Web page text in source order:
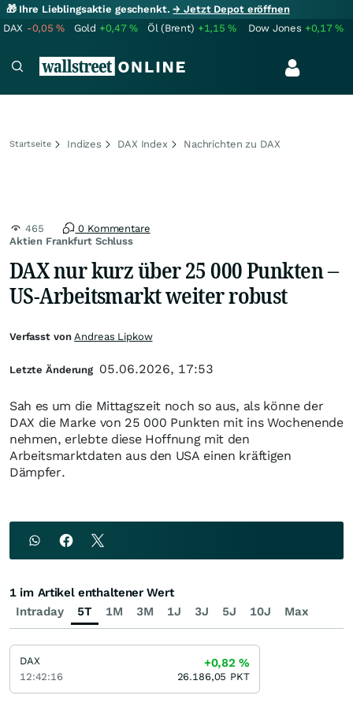
🎁 Ihre Lieblingsaktie geschenkt.→ Jetzt Depot eröffnen
DAX -0,05% Gold +0,47% Öl (Brent) +1,15% Dow Jones +0,17%
Startseite Indizes DAX Index Nachrichten zu DAX
Aktien Frankfurt Schluss
465 0 Kommentare
DAX nur kurz über 25 000 Punkten –
US-Arbeitsmarkt weiter robust
Sah es um die Mittagszeit noch so aus, als könne der
DAX die Marke von 25 000 Punkten mit ins Wochenende
nehmen, erlebte diese Hoffnung mit den
Arbeitsmarktdaten aus den USA einen kräftigen
Dämpfer.
Verfasst vonAndreas Lipkow
Letzte Änderung 05.06.2026, 17:53
Intraday 5T 1M 3M 1J 3J 5J 10J Max
1 im Artikel enthaltener Wert
DAX
12:42:16
+0,82%
26.186,05 PKT